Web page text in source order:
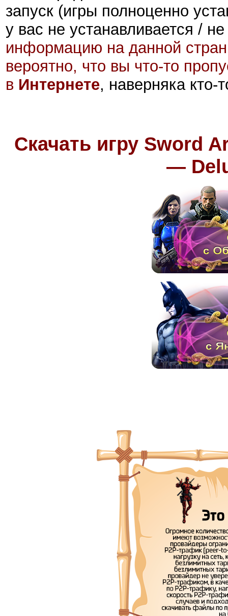
запуск (игры полноценно
у вас не устанавливается /
информацию на данной
вероятно, что вы что-то
в Интернете, наверняка кто-
Скачать игру Sword
—